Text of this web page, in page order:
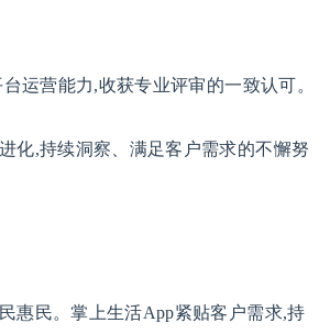
运营能力,收获专业评审的一致认可。
化,持续洞察、满足客户需求的不懈努
惠民。掌上生活App紧贴客户需求,持